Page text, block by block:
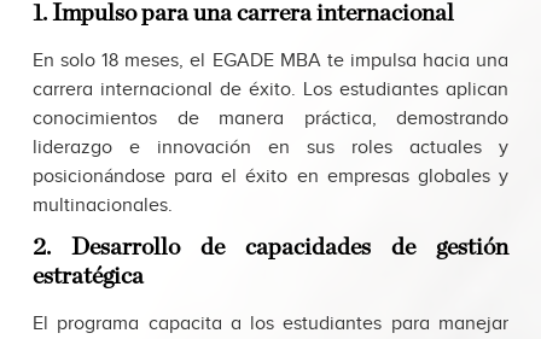
1. Impulso para una carrera internacional
En solo 18 meses, el EGADE MBA te impulsa hacia una
carrera internacional de éxito. Los estudiantes aplican
conocimientos de manera práctica, demostrando
liderazgo e innovación en sus roles actuales y
posicionándose para el éxito en empresas globales y
multinacionales.
2. Desarrollo de capacidades de gestión
estratégica
El programa capacita a los estudiantes para manejar